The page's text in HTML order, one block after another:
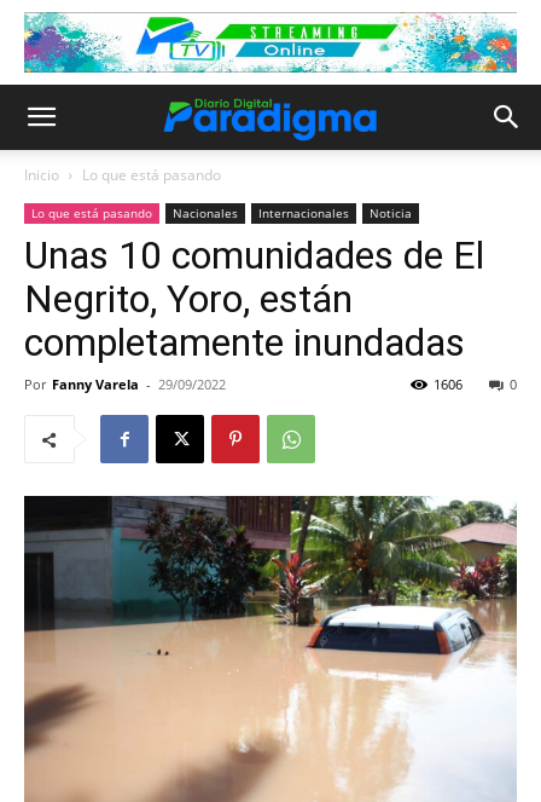
Inicio Lo que está pasando
Lo que está pasando Nacionales Internacionales Noticia
Unas 10 comunidades de El
Negrito, Yoro, están
completamente inundadas
Por Fanny Varela - 29/09/2022 0
1606